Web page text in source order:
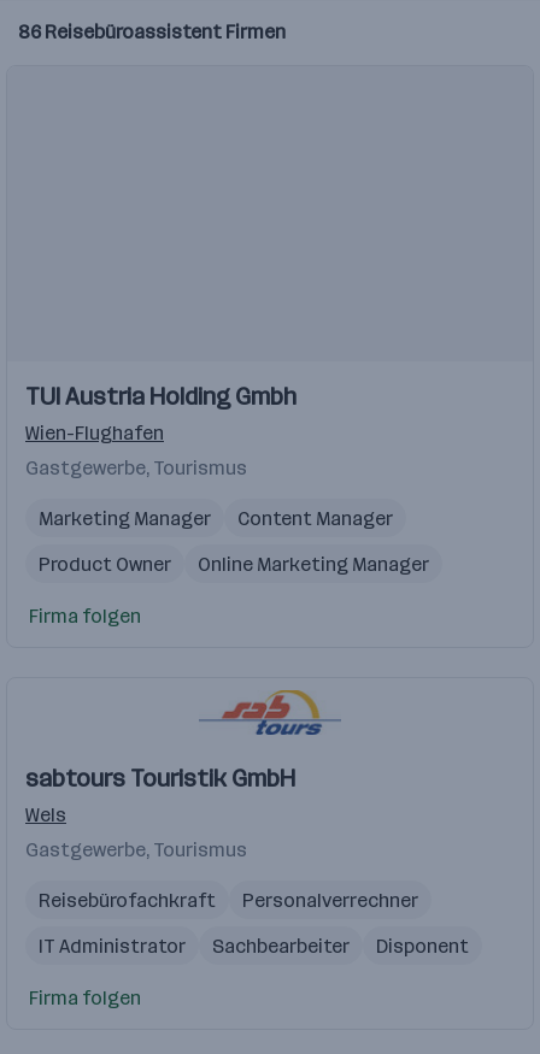
86 Reisebüroassistent Firmen
TUI Austria Holding Gmbh
Wien-Flughafen
Gastgewerbe, Tourismus
Marketing Manager
Content Manager
Product Owner
Online Marketing Manager
E Commerce
Firma folgen
sabtours Touristik GmbH
Wels
Gastgewerbe, Tourismus
Reisebürofachkraft
Personalverrechner
IT Administrator
Sachbearbeiter Disponent
Firma folgen